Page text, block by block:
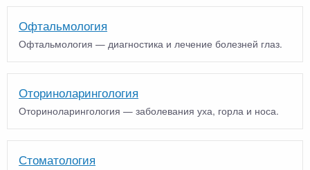
Офтальмология
Офтальмология — диагностика и лечение болезней глаз.
Оториноларингология
Оториноларингология — заболевания уха, горла и носа.
Стоматология